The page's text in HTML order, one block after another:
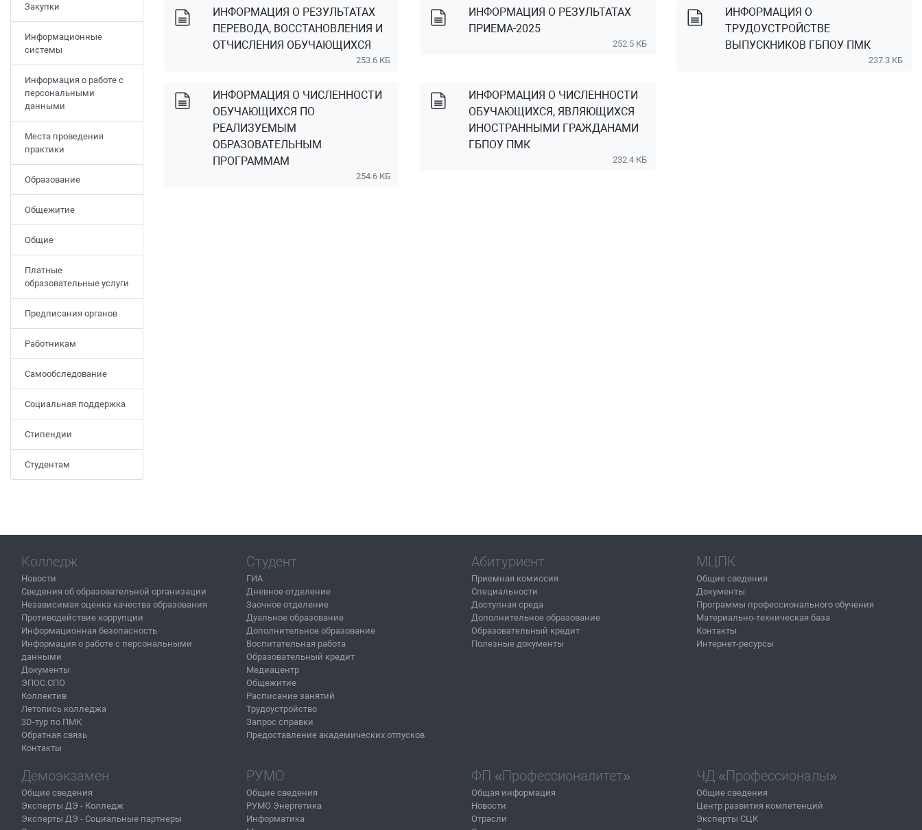
Закупки
Информационные
системы
Информация о работе с
персональными
данными
Места проведения
практики
Образование
Общежитие
Общие
Платные
образовательные услуги
Предписания органов
Работникам
Самообследование
Социальная поддержка
Стипендии
Студентам
ИНФОРМАЦИЯ О РЕЗУЛЬТАТАХ
ПЕРЕВОДА, ВОССТАНОВЛЕНИЯ И
ОТЧИСЛЕНИЯ ОБУЧАЮЩИХСЯ
253.6 КБ
ИНФОРМАЦИЯ О РЕЗУЛЬТАТАХ
ПРИЕМА-2025
252.5 КБ
ИНФОРМАЦИЯ О
ТРУДОУСТРОЙСТВЕ
ВЫПУСКНИКОВ ГБПОУ ПМК
237.3 КБ
ИНФОРМАЦИЯ О ЧИСЛЕННОСТИ
ОБУЧАЮЩИХСЯ ПО
РЕАЛИЗУЕМЫМ
ОБРАЗОВАТЕЛЬНЫМ
ПРОГРАММАМ
254.6 КБ
ИНФОРМАЦИЯ О ЧИСЛЕННОСТИ
ОБУЧАЮЩИХСЯ, ЯВЛЯЮЩИХСЯ
ИНОСТРАННЫМИ ГРАЖДАНАМИ
ГБПОУ ПМК
232.4 КБ
Колледж
Новости
Сведения об образовательной организации
Независимая оценка качества образования
Противодействие коррупции
Информационная безопасность
Информация о работе с персональными
данными
Документы
ЭПОС.СПО
Коллектив
Летопись колледжа
3D-тур по ПМК
Обратная связь
Контакты
Студент
ГИА
Дневное отделение
Заочное отделение
Дуальное образование
Дополнительное образование
Воспитательная работа
Образовательный кредит
Медиацентр
Общежитие
Расписание занятий
Трудоустройство
Запрос справки
Предоставление академических отпусков
Абитуриент
Приемная комиссия
Специальности
Доступная среда
Дополнительное образование
Образовательный кредит
Полезные документы
МЦПК
Общие сведения
Документы
Программы профессионального обучения
Материально-техническая база
Контакты
Интернет-ресурсы
Демоэкзамен
Общие сведения
Эксперты ДЭ - Колледж
Эксперты ДЭ - Социальные партнеры
РУМО
Общие сведения
РУМО Энергетика
Информатика
ФП «Профессионалитет»
Общая информация
Новости
Отрасли
ЧД «Профессионалы»
Общие сведения
Центр развития компетенций
Эксперты СЦК